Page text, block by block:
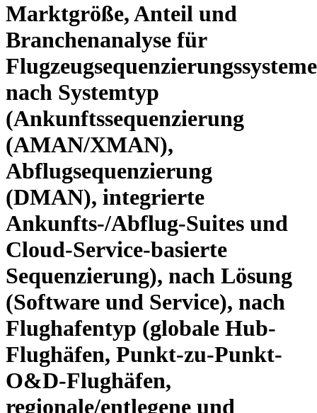
Marktgröße, Anteil und
Branchenanalyse für
nach Systemtyp
(Ankunftssequenzierung
(AMAN/XMAN),
Abflugsequenzierung
(DMAN), integrierte
Ankunfts-/Abflug-Suites und
Cloud-Service-basierte
Sequenzierung), nach Lösung
(Software und Service), nach
Flughafentyp (globale Hub-
Flughäfen, Punkt-zu-Punkt-
O&D-Flughäfen,
regionale/entlegene und